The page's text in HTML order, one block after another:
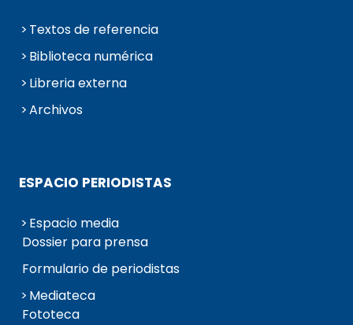
Textos de referencia
Biblioteca numérica
Libreria externa
Archivos
ESPACIO PERIODISTAS
Espacio media
Dossier para prensa
Formulario de periodistas
Mediateca
Fototeca